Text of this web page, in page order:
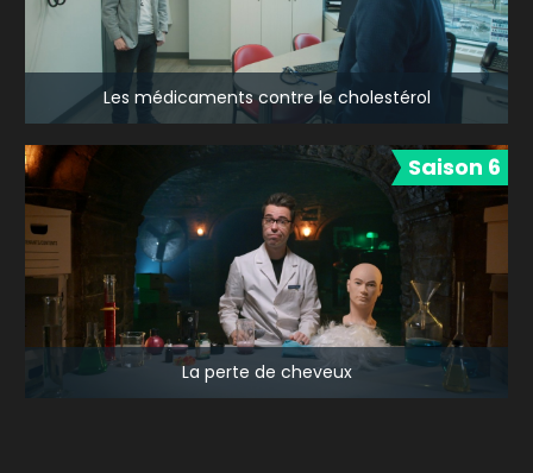
Les médicaments contre le cholestérol
Saison 6
La perte de cheveux